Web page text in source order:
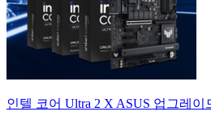
인텔 코어 Ultra 2 X ASUS 업그레이